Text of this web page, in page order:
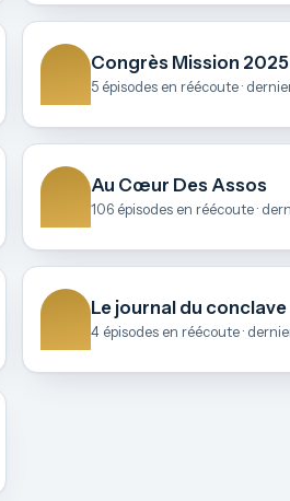
Congrès Mission 2025
Au Cœur Des Assos
Le journal du conclave